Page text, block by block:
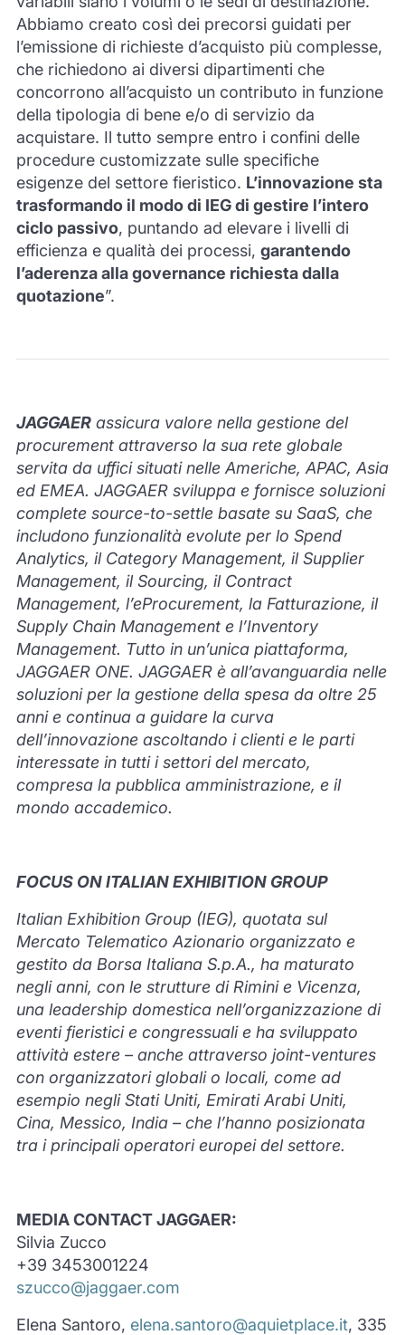
Abbiamo creato così dei precorsi guidati per
l’emissione di richieste d’acquisto più complesse,
che richiedono ai diversi dipartimenti che
concorrono all’acquisto un contributo in funzione
della tipologia di bene e/o di servizio da
acquistare. Il tutto sempre entro i confini delle
procedure customizzate sulle specifiche
esigenze del settore fieristico. L’innovazione sta
trasformando il modo di IEG di gestire l’intero
ciclo passivo, puntando ad elevare i livelli di
efficienza e qualità dei processi, garantendo
l’aderenza alla governance richiesta dalla
quotazione”.
JAGGAERassicura valore nella gestione del
procurement attraverso la sua rete globale
servita da uffici situati nelle Americhe, APAC, Asia
ed EMEA. JAGGAER sviluppa e fornisce soluzioni
complete source-to-settle basate su SaaS, che
includono funzionalità evolute per lo Spend
Analytics, il Category Management, il Supplier
Management, il Sourcing, il Contract
Management, l’eProcurement, la Fatturazione, il
Supply Chain Management e l’Inventory
Management. Tutto in un’unica piattaforma,
JAGGAER ONE. JAGGAER è all’avanguardia nelle
soluzioni per la gestione della spesa da oltre 25
anni e continua a guidare la curva
dell’innovazione ascoltando i clienti e le parti
interessate in tutti i settori del mercato,
compresa la pubblica amministrazione, e il
mondo accademico.
FOCUS ON ITALIAN EXHIBITION GROUP
Italian Exhibition Group (IEG), quotata sul
Mercato Telematico Azionario organizzato e
gestito da Borsa Italiana S.p.A., ha maturato
negli anni, con le strutture di Rimini e Vicenza,
una leadership domestica nell’organizzazione di
eventi fieristici e congressuali e ha sviluppato
attività estere – anche attraverso joint-ventures
con organizzatori globali o locali, come ad
esempio negli Stati Uniti, Emirati Arabi Uniti,
Cina, Messico, India – che l’hanno posizionata
tra i principali operatori europei del settore.
MEDIA CONTACT JAGGAER:
Silvia Zucco
+39 3453001224
szucco@jaggaer.com
Elena Santoro, elena.santoro@aquietplace.it, 335